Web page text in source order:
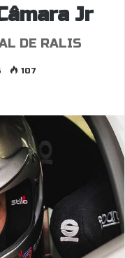
Jr
DE RALIS
107